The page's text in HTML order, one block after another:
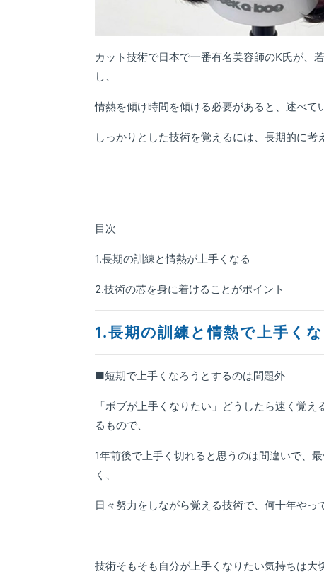
カット技術で日本で一番有名美容師のK氏が、
し、
情熱を傾け時間を傾ける必要があると、述べて
しっかりとした技術を覚えるには、長期的に考
目次
1.長期の訓練と情熱が上手くなる
2.技術の芯を身に着けることがポイント
1.長期の訓練と情熱で上手くな
■短期で上手くなろうとするのは問題外
「ボブが上手くなりたい」どうしたら速く覚
るもので、
1年前後で上手く切れると思うのは間違いで、
く、
日々努力をしながら覚える技術で、何十年やっ
技術そもそも自分が上手くなりたい気持ちは